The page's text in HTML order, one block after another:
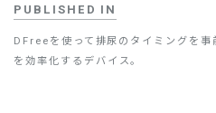
PUBLISHED IN
DFreeを使って排尿のタイミングを
を効率化するデバイス。